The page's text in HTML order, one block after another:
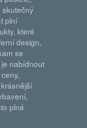
skutečný
plní
které
design,
se
nabídnout
plné